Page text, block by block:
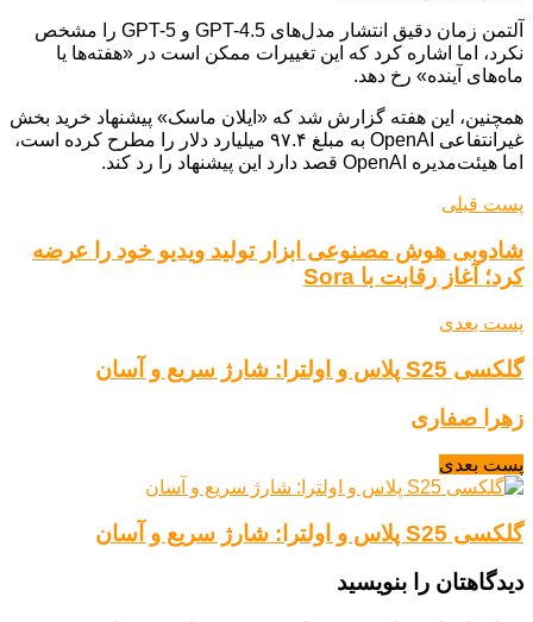
آلتمن زمان دقیق انتشار مدل‌های GPT-4.5 و GPT-5 را مشخص
نکرد، اما اشاره کرد که این تغییرات ممکن است در «هفته‌ها یا
ماه‌های آینده» رخ دهد.
همچنین، این هفته گزارش شد که «ایلان ماسک» پیشنهاد خرید بخش
غیرانتفاعی OpenAI به مبلغ ۹۷.۴ میلیارد دلار را مطرح کرده است،
اما هیئت‌مدیره OpenAI قصد دارد این پیشنهاد را رد کند.
پست قبلی
شادوبی هوش مصنوعی ابزار تولید ویدیو خود را عرضه
کرد؛ آغاز رقابت با Sora
پست بعدی
گلکسی S25 پلاس و اولترا: شارژ سریع و آسان
زهرا صفاری
پست بعدی
گلکسی S25 پلاس و اولترا: شارژ سریع و آسان
دیدگاهتان را بنویسید